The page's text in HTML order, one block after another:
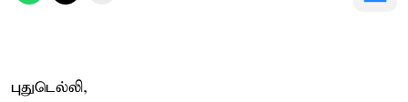
புதுடெல்லி,